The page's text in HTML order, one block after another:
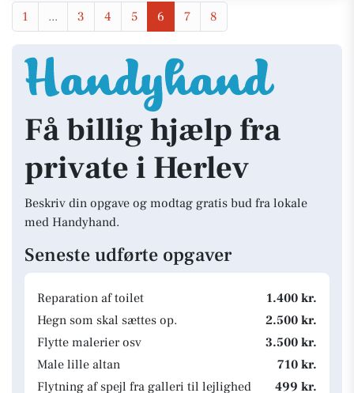
1 ... 3 4 5 6 7 8
Få billig hjælp fra
private i Herlev
Beskriv din opgave og modtag gratis bud fra lokale
med Handyhand.
Seneste udførte opgaver
Reparation af toilet
1.400 kr.
Hegn som skal sættes op.
2.500 kr.
Flytte malerier osv
3.500 kr.
Male lille altan
710 kr.
Flytning af spejl fra galleri til lejlighed
499 kr.